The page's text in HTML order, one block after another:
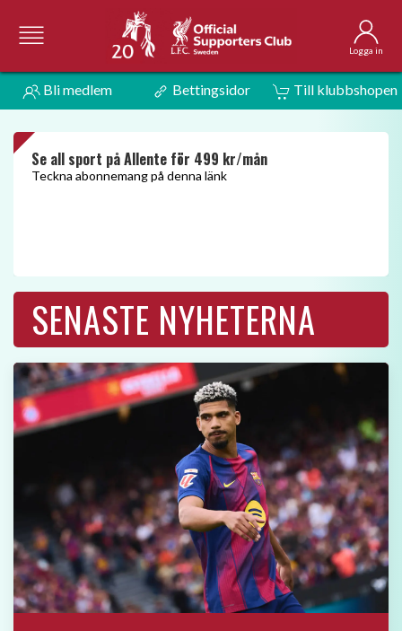
Logga in
Bli medlem Bettingsidor Till klubbshopen
Vings resepaket till Anfield 26/27
Biljetter är alltid mitt på Main Stand
SENASTE NYHETERNA